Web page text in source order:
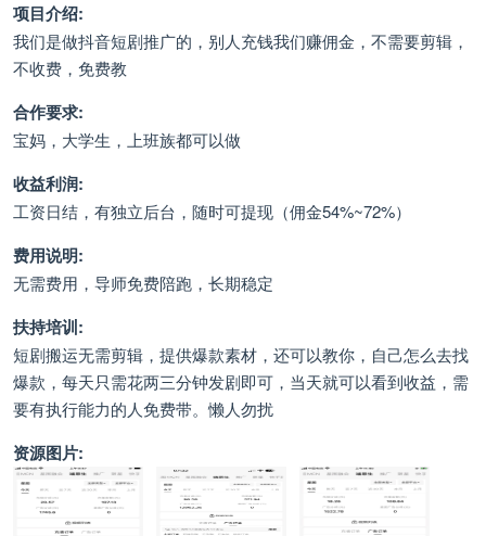
项目介绍:
我们是做抖音短剧推广的，别人充钱我们赚佣金，不需要剪辑，
不收费，免费教
合作要求:
宝妈，大学生，上班族都可以做
收益利润:
工资日结，有独立后台，随时可提现（佣金54%~72%）
费用说明:
无需费用，导师免费陪跑，长期稳定
扶持培训:
短剧搬运无需剪辑，提供爆款素材，还可以教你，自己怎么去找
爆款，每天只需花两三分钟发剧即可，当天就可以看到收益，需
要有执行能力的人免费带。懒人勿扰
资源图片: